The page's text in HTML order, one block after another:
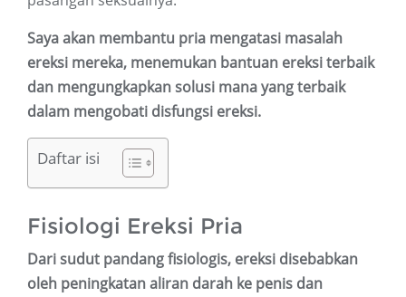
Saya akan membantu pria mengatasi masalah
ereksi mereka, menemukan bantuan ereksi terbaik
dan mengungkapkan solusi mana yang terbaik
dalam mengobati disfungsi ereksi.
Daftar isi
Fisiologi Ereksi Pria
Dari sudut pandang fisiologis, ereksi disebabkan
oleh peningkatan aliran darah ke penis dan